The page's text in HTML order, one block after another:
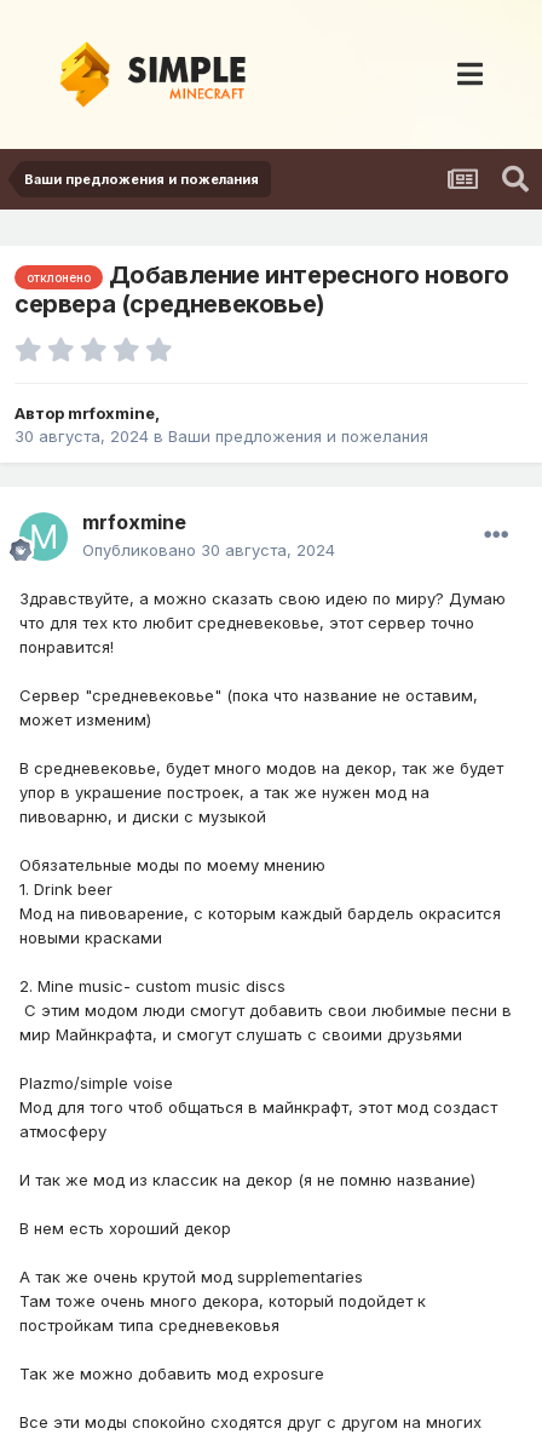
Ваши предложения и пожелания
отклонено
Добавление интересного нового
сервера (средневековье)
Автор mrfoxmine,
30 августа, 2024 в Ваши предложения и пожелания
mrfoxmine
Опубликовано 30 августа, 2024
Здравствуйте, а можно сказать свою идею по миру? Думаю
что для тех кто любит средневековье, этот сервер точно
понравится!
Сервер "средневековье" (пока что название не оставим,
может изменим)
В средневековье, будет много модов на декор, так же будет
упор в украшение построек, а так же нужен мод на
пивоварню, и диски с музыкой
Обязательные моды по моему мнению
1. Drink beer
Мод на пивоварение, с которым каждый бардель окрасится
новыми красками
2. Mine music- custom music discs
С этим модом люди смогут добавить свои любимые песни в
мир Майнкрафта, и смогут слушать с своими друзьями
Plazmo/simple voise
Мод для того чтоб общаться в майнкрафт, этот мод создаст
атмосферу
И так же мод из классик на декор (я не помню название)
В нем есть хороший декор
А так же очень крутой мод supplementaries
Там тоже очень много декора, который подойдет к
постройкам типа средневековья
Так же можно добавить мод exposure
Все эти моды спокойно сходятся друг с другом на многих